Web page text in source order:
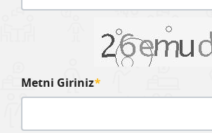
Metni Giriniz*